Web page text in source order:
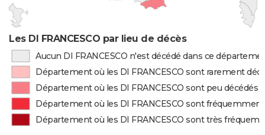
Les DI FRANCESCO par lieu de décès
Aucun DI FRANCESCO n'est décédé dans ce
Département où les DI FRANCESCO sont rarement
Département où les DI FRANCESCO sont peu décédés
Département où les DI FRANCESCO sont
Département où les DI FRANCESCO sont très